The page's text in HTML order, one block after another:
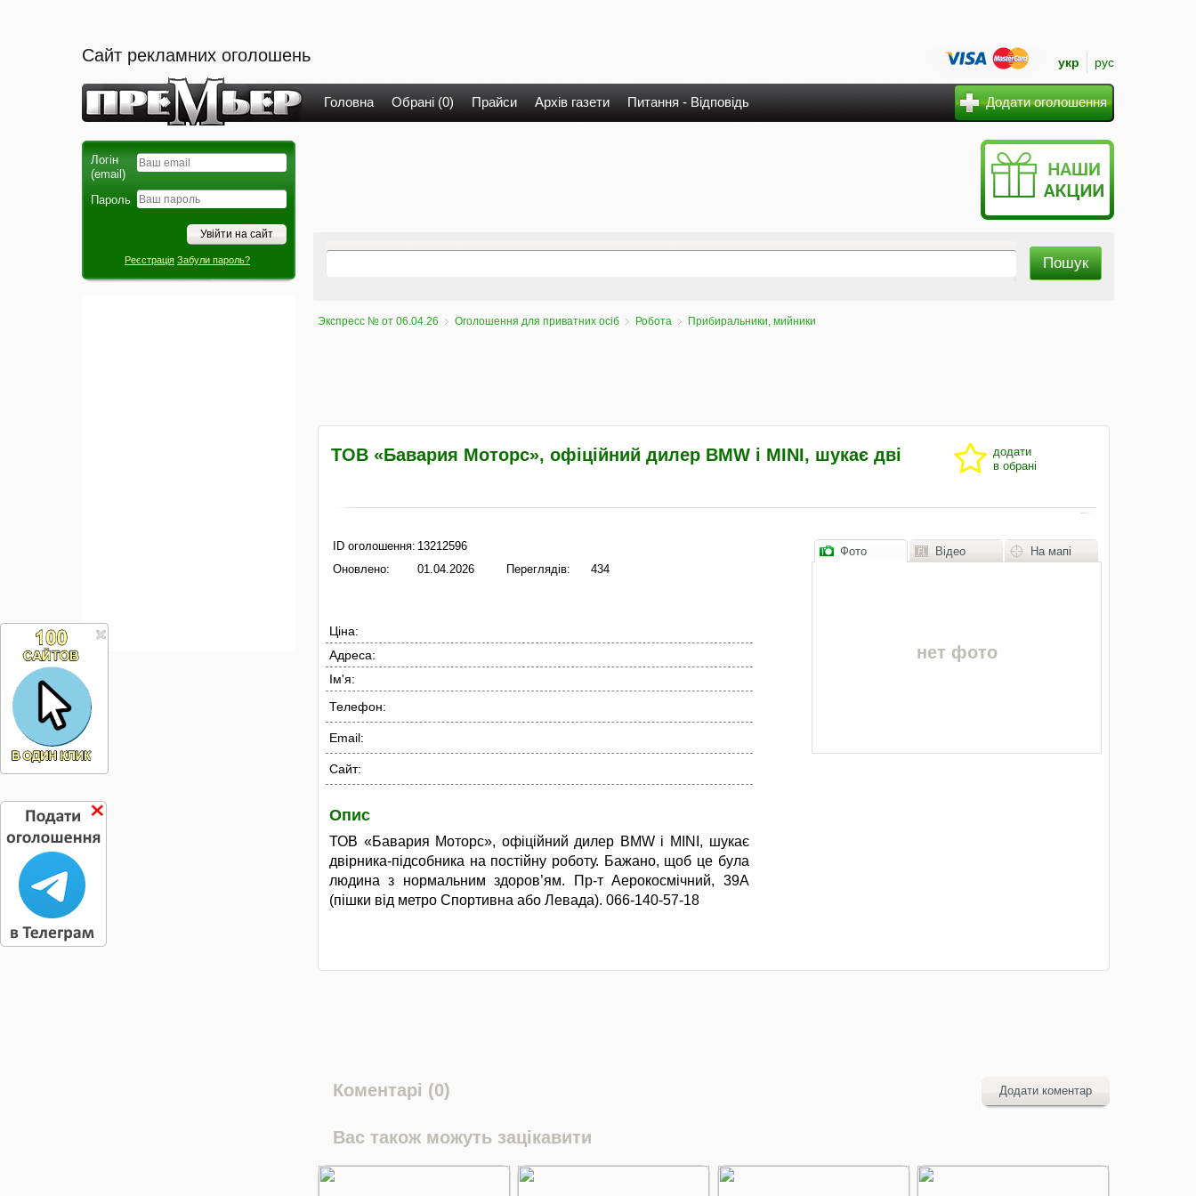
Сайт рекламних оголошень укр рус
Головна Обрані (0) Прайси Архів газети Питання - Відповідь Додати оголошення
Логін
(email)
Пароль
Реєстрація Забули пароль?
Экспресс № от 06.04.26 Оголошення для приватних осіб Робота Прибиральники, мийники
ТОВ «Бавария Моторс», офіційний дилер BMW і MINI, шукає дві
додати
в обрані
ID оголошення: 13212596
Оновлено:
01.04.2026 Переглядів: 434
Ціна:
Адреса:
Ім'я:
Телефон:
Email:
Сайт:
Опис
ТОВ «Бавария Моторс», офіційний дилер BMW і MINI, шукає
двірника-підсобника на постійну роботу. Бажано, щоб це була
людина з нормальним здоров’ям. Пр-т Аерокосмічний, 39А
(пішки від метро Спортивна або Левада). 066-140-57-18
Фото Відео На мапі
нет фото
Коментарі (0) Додати коментар
Вас також можуть зацікавити